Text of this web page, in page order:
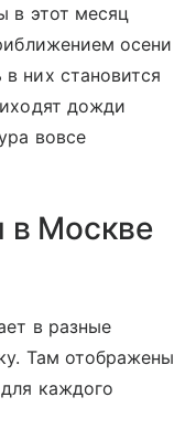
в этот месяц
осени
них становится
дожди
вовсе
в Москве
в разные
Там отображены
каждого